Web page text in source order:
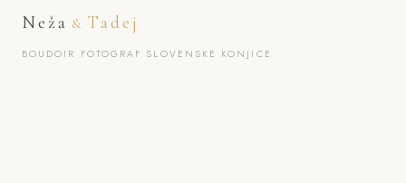
Neža & Tadej
BOUDOIR FOTOGRAF SLOVENSKE KONJICE